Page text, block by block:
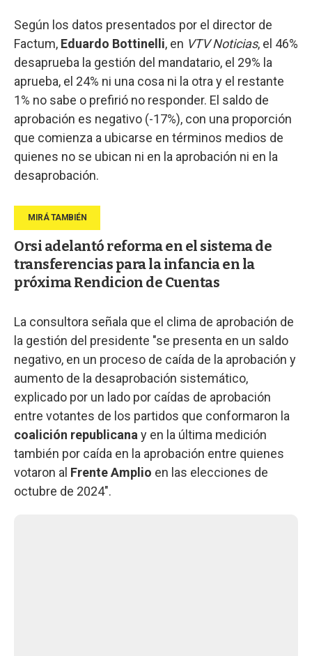
Según los datos presentados por el director de
Factum, Eduardo Bottinelli, en VTV Noticias, el 46%
desaprueba la gestión del mandatario, el 29% la
aprueba, el 24% ni una cosa ni la otra y el restante
1% no sabe o prefirió no responder. El saldo de
aprobación es negativo (-17%), con una proporción
que comienza a ubicarse en términos medios de
quienes no se ubican ni en la aprobación ni en la
desaprobación.
Orsi adelantó reforma en el sistema de
transferencias para la infancia en la
próxima Rendicion de Cuentas
La consultora señala que el clima de aprobación de
la gestión del presidente "se presenta en un saldo
negativo, en un proceso de caída de la aprobación y
aumento de la desaprobación sistemático,
explicado por un lado por caídas de aprobación
entre votantes de los partidos que conformaron la
coalición republicana y en la última medición
también por caída en la aprobación entre quienes
votaron al Frente Amplio en las elecciones de
octubre de 2024".